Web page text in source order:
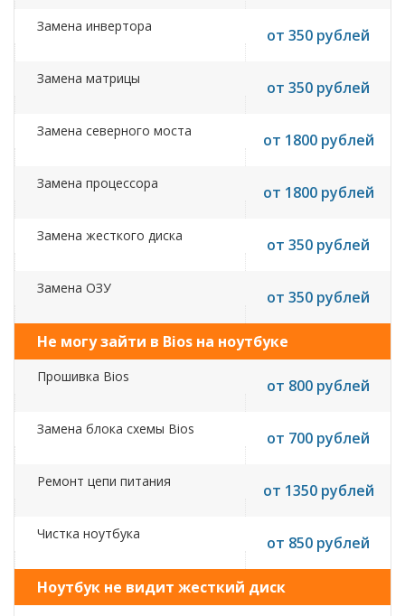
Замена инвертора от 350 рублей
Замена матрицы от 350 рублей
Замена северного моста от 1800 рублей
Замена процессора от 1800 рублей
Замена жесткого диска от 350 рублей
Замена ОЗУ от 350 рублей
Не могу зайти в Bios на ноутбуке
Прошивка Bios от 800 рублей
Замена блока схемы Bios от 700 рублей
Ремонт цепи питания от 1350 рублей
Чистка ноутбука от 850 рублей
Ноутбук не видит жесткий диск